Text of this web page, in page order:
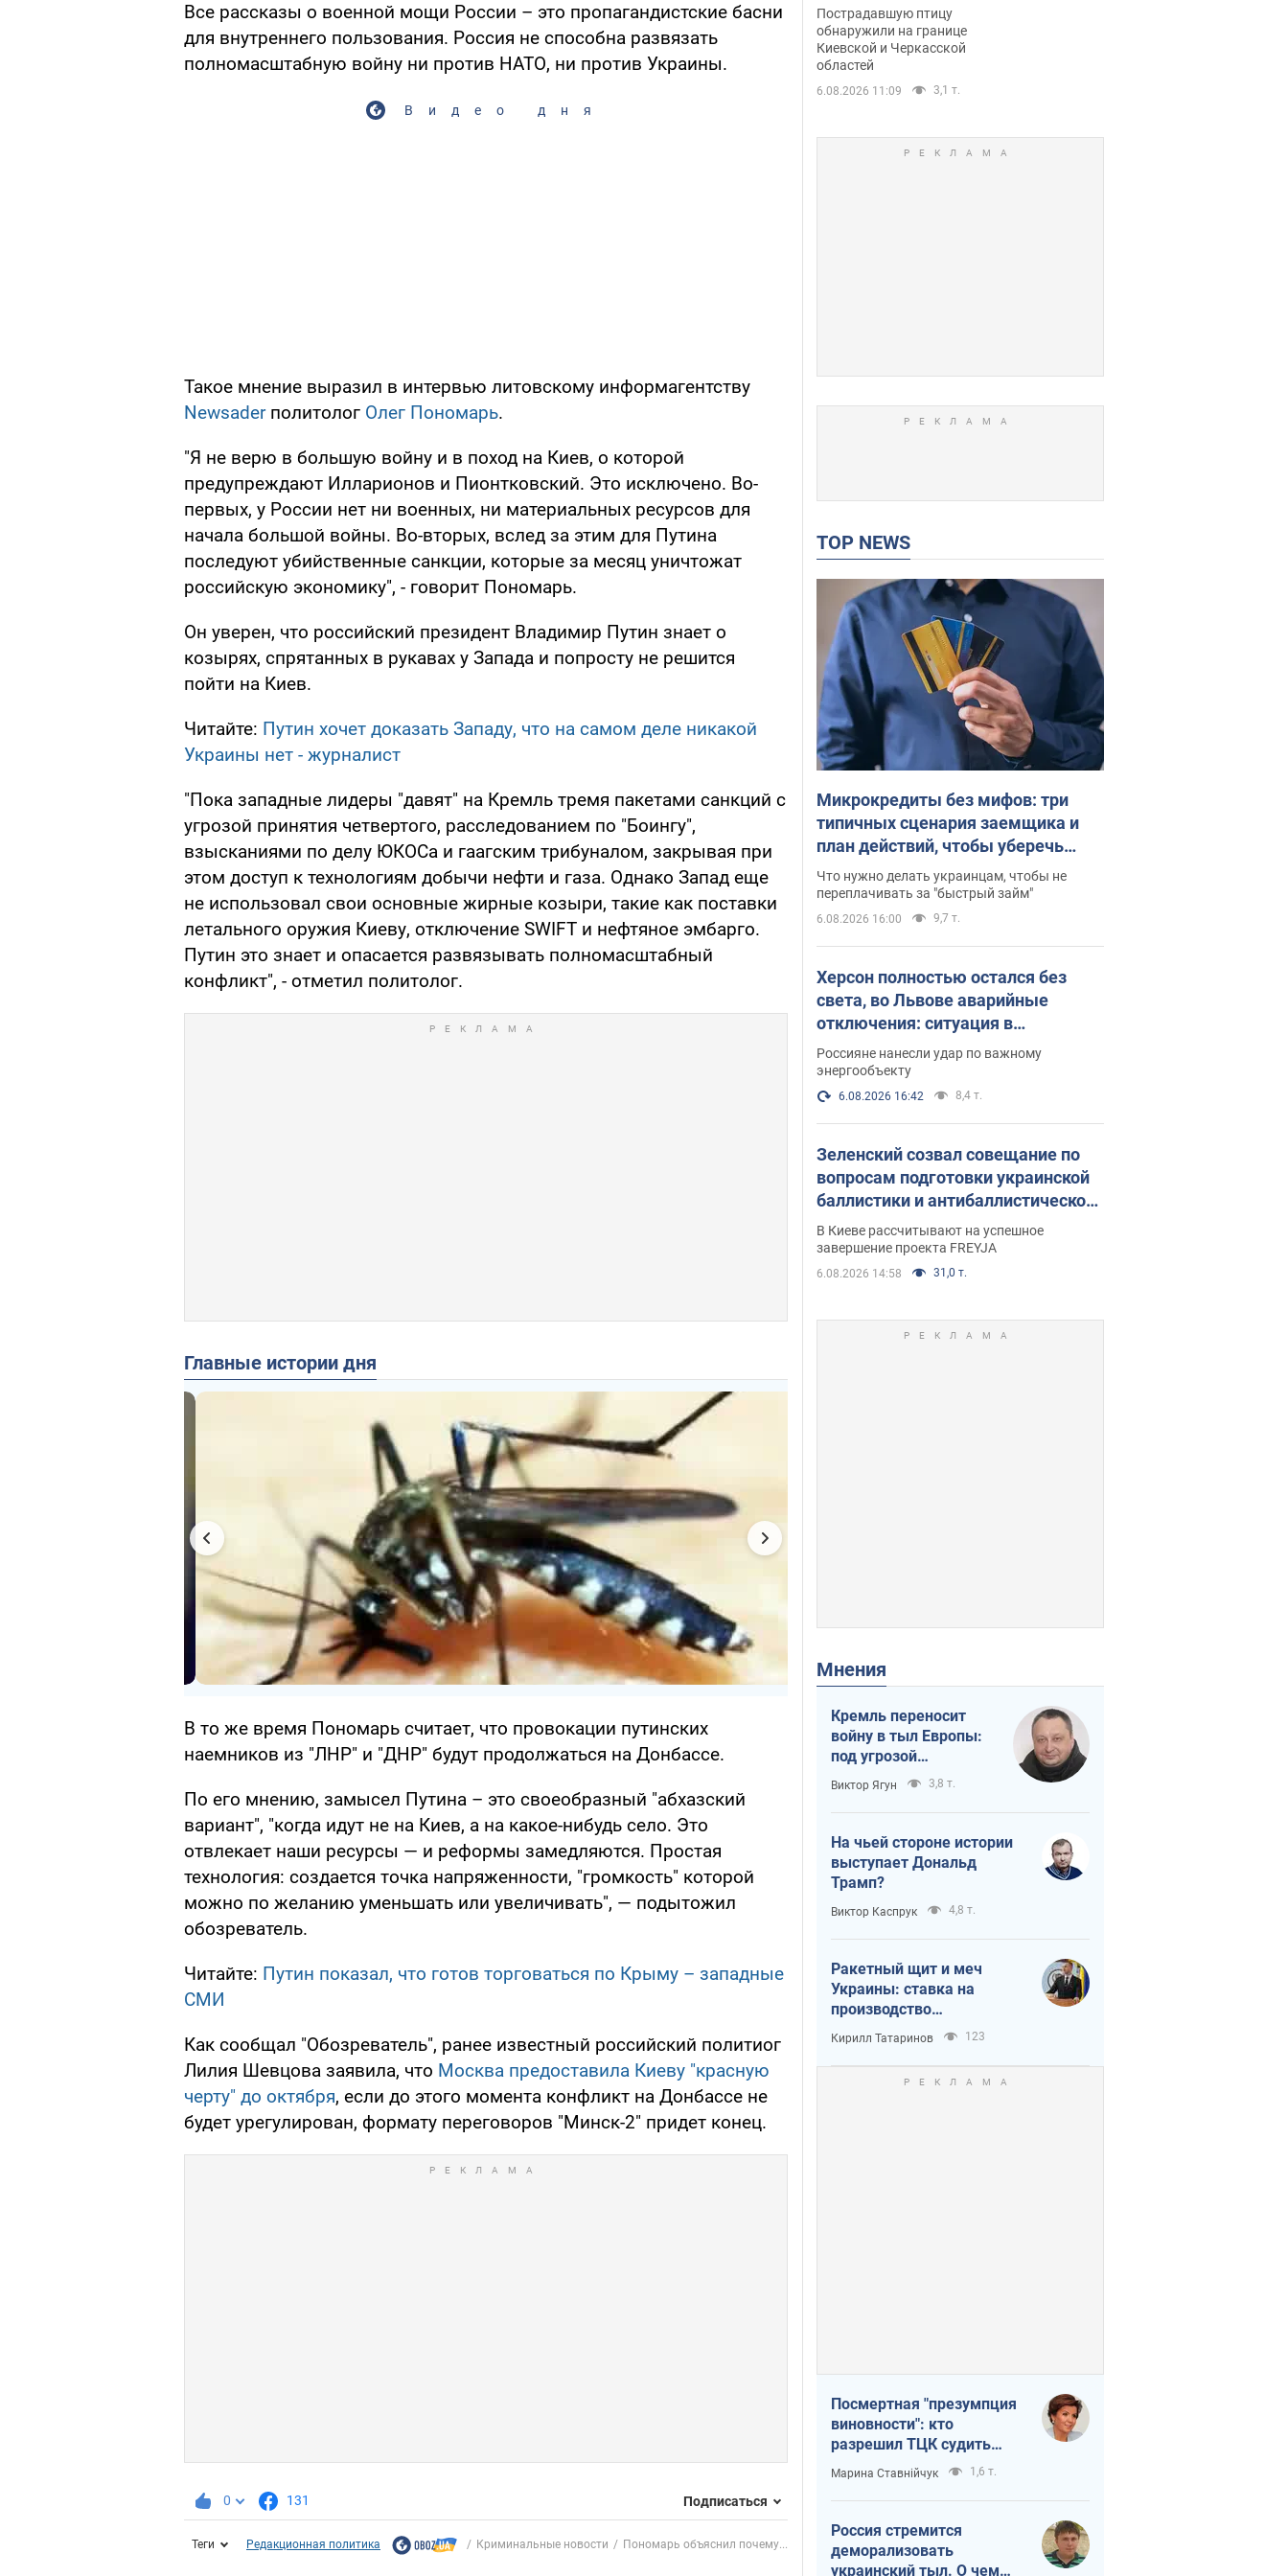
Все рассказы о военной мощи России – это пропагандистские басни
для внутреннего пользования. Россия не способна развязать
полномасштабную войну ни против НАТО, ни против Украины.
Видео дня
Такое мнение выразил в интервью литовскому информагентству
Newsaderполитолог Олег Пономарь.
"Я не верю в большую войну и в поход на Киев, о которой
предупреждают Илларионов и Пионтковский. Это исключено. Во-
первых, у России нет ни военных, ни материальных ресурсов для
начала большой войны. Во-вторых, вслед за этим для Путина
последуют убийственные санкции, которые за месяц уничтожат
российскую экономику", - говорит Пономарь.
Он уверен, что российский президент Владимир Путин знает о
козырях, спрятанных в рукавах у Запада и попросту не решится
пойти на Киев.
Читайте: Путин хочет доказать Западу, что на самом деле никакой
Украины нет - журналист
"Пока западные лидеры "давят" на Кремль тремя пакетами санкций с
угрозой принятия четвертого, расследованием по "Боингу",
взысканиями по делу ЮКОСа и гаагским трибуналом, закрывая при
этом доступ к технологиям добычи нефти и газа. Однако Запад еще
не использовал свои основные жирные козыри, такие как поставки
летального оружия Киеву, отключение SWIFT и нефтяное эмбарго.
Путин это знает и опасается развязывать полномасштабный
конфликт", - отметил политолог.
Главные истории дня
В то же время Пономарь считает, что провокации путинских
наемников из "ЛНР" и "ДНР" будут продолжаться на Донбассе.
По его мнению, замысел Путина – это своеобразный "абхазский
вариант", "когда идут не на Киев, а на какое-нибудь село. Это
отвлекает наши ресурсы — и реформы замедляются. Простая
технология: создается точка напряженности, "громкость" которой
можно по желанию уменьшать или увеличивать", — подытожил
обозреватель.
Читайте: Путин показал, что готов торговаться по Крыму – западные
СМИ
Как сообщал "Обозреватель", ранее известный российский политиог
Лилия Шевцова заявила, что Москва предоставила Киеву "красную
черту" до октября, если до этого момента конфликт на Донбассе не
будет урегулирован, формату переговоров "Минск-2" придет конец.
0 131 Подписаться
Теги Редакционная политика Криминальные новости Пономарь объяснил почему...
нетипичный маршрут.
Фото
Пострадавшую птицу
обнаружили на границе
Киевской и Черкасской
областей
6.08.2026 11:09 3,1 т.
TOP NEWS
Микрокредиты без мифов: три
типичных сценария заемщика и
план действий, чтобы уберечь
свои деньги
Что нужно делать украинцам, чтобы не
переплачивать за "быстрый займ"
6.08.2026 16:00 9,7 т.
Херсон полностью остался без
света, во Львове аварийные
отключения: ситуация в
энергосистеме 6 августа
Россияне нанесли удар по важному
энергообъекту
6.08.2026 16:42 8,4 т.
Зеленский созвал совещание по
вопросам подготовки украинской
баллистики и антибаллистической
программы FREYJA: какие
решения готовятся
В Киеве рассчитывают на успешное
завершение проекта FREYJA
6.08.2026 14:58 31,0 т.
Мнения
Кремль переносит
войну в тыл Европы:
под угрозой
критическая
логистика
Виктор Ягун 3,8 т.
На чьей стороне истории
выступает Дональд
Трамп?
Виктор Каспрук 4,8 т.
Ракетный щит и меч
Украины: ставка на
производство
собственных ракет
Кирилл Татаринов 123
Посмертная "презумпция
виновности": кто
разрешил ТЦК судить
погибших защитников
Марина Ставнійчук 1,6 т.
Россия стремится
деморализовать
украинский тыл. О чем